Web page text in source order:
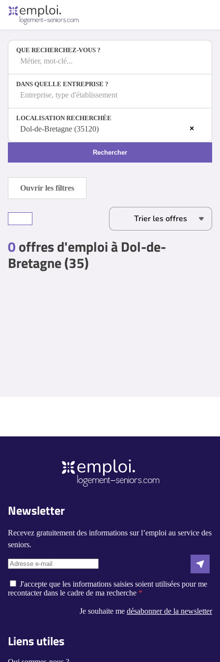
Offres d'emploi
Entreprises
Métiers
Se connecter
Espace candidat
Espace recruteur
QUE RECHERCHEZ-VOUS ?
Métier, mot-clé...
DANS QUELLE ENTREPRISE ?
Entreprise, type d'établissement
LOCALISATION RECHERCHÉE
×
Dol-de-Bretagne (35120)
Rechercher
0offres d'emploi à Dol-de-
Bretagne (35)
Ouvrir les filtres
Newsletter
Recevez gratuitement des informations sur l’emploi au service des
seniors.
J'accepte que les informations saisies soient utilisées pour me
recontacter dans le cadre de ma recherche
Je souhaite me désabonner de la newsletter
Liens utiles